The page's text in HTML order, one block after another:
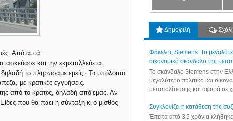
Από αυτά:
και την εκμεταλλεύεται.
το πληρώσαμε εμείς.· Το υπόλοιπο
με κρατικές εγγυήσεις.
από το κράτος, δηλαδή από εμάς. Αν
που θα πάει η σύνταξη κι ο μισθός
Δημοφιλή
Φάκελος Siemens: Το
οικονομικό σκάνδαλο της
Το σκάνδαλο Siemens στην
μεγαλύτερο πολιτικό και
μεταπολίτευσης και αφορά σε
Συγκλονίζει η κατάθεση της
Έπειτα από 3,5 χρόνια κλήθηκε